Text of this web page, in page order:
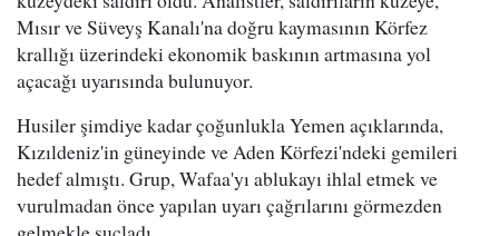
Mısır ve Süveyş Kanalı'na doğru kaymasının Körfez
krallığı üzerindeki ekonomik baskının artmasına yol
açacağı uyarısında bulunuyor.
Husiler şimdiye kadar çoğunlukla Yemen açıklarında,
Kızıldeniz'in güneyinde ve Aden Körfezi'ndeki gemileri
hedef almıştı. Grup, Wafaa'yı ablukayı ihlal etmek ve
vurulmadan önce yapılan uyarı çağrılarını görmezden